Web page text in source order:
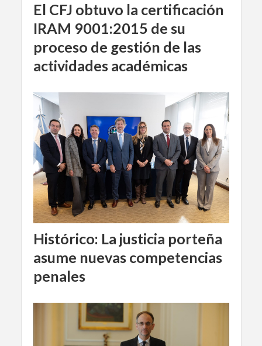
El CFJ obtuvo la certificación
IRAM 9001:2015 de su
proceso de gestión de las
actividades académicas
Histórico: La justicia porteña
asume nuevas competencias
penales